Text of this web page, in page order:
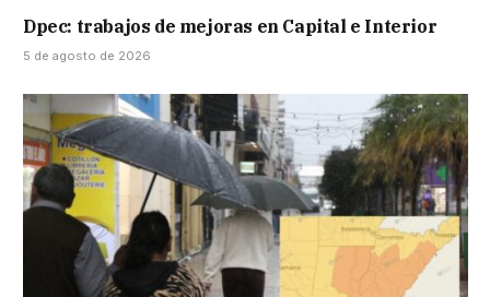
Dpec: trabajos de mejoras en Capital e Interior
5 de agosto de 2026